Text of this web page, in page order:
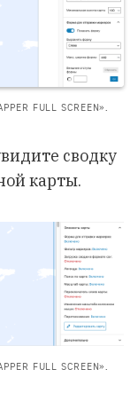
FULL SCREEN».
сводку
карты.
FULL SCREEN».